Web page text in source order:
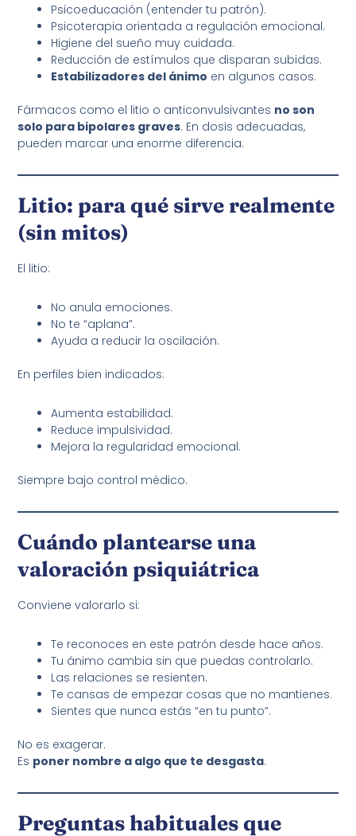
Psicoeducación (entender tu patrón).
Psicoterapia orientada a regulación emocional.
Higiene del sueño muy cuidada.
Reducción de estímulos que disparan subidas.
Estabilizadores del ánimo en algunos casos.
Fármacos como el litio o anticonvulsivantes no son
solo para bipolares graves. En dosis adecuadas,
pueden marcar una enorme diferencia.
Litio: para qué sirve realmente
(sin mitos)
El litio:
No anula emociones.
No te “aplana”.
Ayuda a reducir la oscilación.
En perfiles bien indicados:
Aumenta estabilidad.
Reduce impulsividad.
Mejora la regularidad emocional.
Siempre bajo control médico.
Cuándo plantearse una
valoración psiquiátrica
Conviene valorarlo si:
Te reconoces en este patrón desde hace años.
Tu ánimo cambia sin que puedas controlarlo.
Las relaciones se resienten.
Te cansas de empezar cosas que no mantienes.
Sientes que nunca estás “en tu punto”.
No es exagerar.
Es poner nombre a algo que te desgasta.
Preguntas habituales que